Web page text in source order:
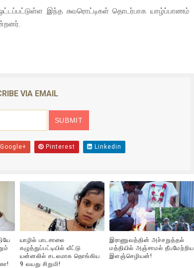
இந்த சுவரொட்டிகள் தொடர்பாக யாழ்ப்பாணம்
VIA EMAIL
Pinterest Linkedin
யாழில் பாடசாலை
கழுத்துப்பட்டியில் வீட்டு
யன்னலில் சடலமாக தொங்கிய
9 வயது சிறுமி!
இராணுவத்தின் அச்சறுத்தல்
மத்தியில் அஞ்சாமல் தீபமேற்றிய
இளஞ்செழியன்!